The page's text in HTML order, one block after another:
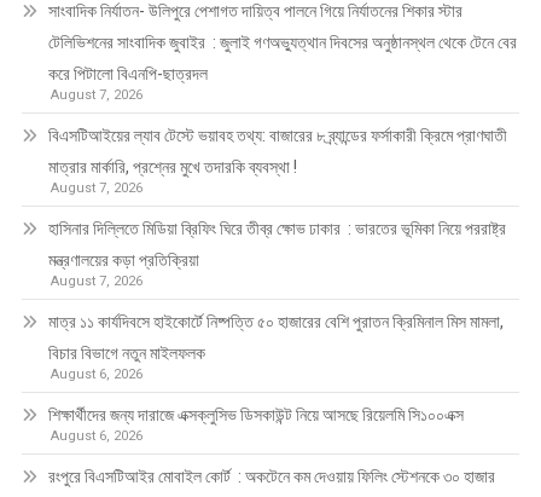
সাংবাদিক নির্যাতন- উলিপুরে পেশাগত দায়িত্ব পালনে গিয়ে নির্যাতনের শিকার স্টার
টেলিভিশনের সাংবাদিক জুবাইর : জুলাই গণঅভ্যুত্থান দিবসের অনুষ্ঠানস্থল থেকে টেনে বের
করে পিটালো বিএনপি-ছাত্রদল
August 7, 2026
বিএসটিআইয়ের ল্যাব টেস্টে ভয়াবহ তথ্য: বাজারের ৮ ব্র্যান্ডের ফর্সাকারী ক্রিমে প্রাণঘাতী
মাত্রার মার্কারি, প্রশ্নের মুখে তদারকি ব্যবস্থা !
August 7, 2026
হাসিনার দিল্লিতে মিডিয়া ব্রিফিং ঘিরে তীব্র ক্ষোভ ঢাকার : ভারতের ভূমিকা নিয়ে পররাষ্ট্র
মন্ত্রণালয়ের কড়া প্রতিক্রিয়া
August 7, 2026
মাত্র ১১ কার্যদিবসে হাইকোর্টে নিষ্পত্তি ৫০ হাজারের বেশি পুরাতন ক্রিমিনাল মিস মামলা,
বিচার বিভাগে নতুন মাইলফলক
August 6, 2026
শিক্ষার্থীদের জন্য দারাজে এক্সক্লুসিভ ডিসকাউন্ট নিয়ে আসছে রিয়েলমি সি১০০এক্স
August 6, 2026
রংপুরে বিএসটিআইর মোবাইল কোর্ট : অকটেনে কম দেওয়ায় ফিলিং স্টেশনকে ৩০ হাজার